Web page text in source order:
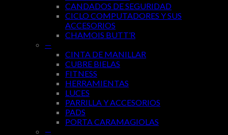
CANDADOS DE SEGURIDAD
CICLO COMPUTADORES Y SUS
ACCESORIOS
CHAMOIS BUTT’R
—
CINTA DE MANILLAR
CUBRE BIELAS
FITNESS
HERRAMIENTAS
LUCES
PARRILLA Y ACCESORIOS
PADS
PORTA CARAMAGIOLAS
—